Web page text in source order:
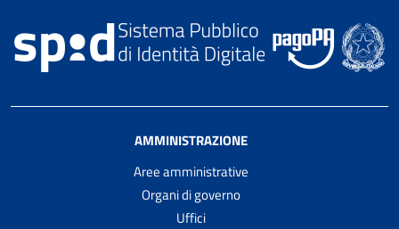
AMMINISTRAZIONE
Aree amministrative
Organi di governo
Uffici